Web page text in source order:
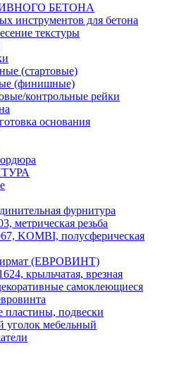
БЕТОНА
инструментов для бетона
текстуры
(стартовые)
(финишные)
контрольные рейки
основания
фурнитура
метрическая резьба
KOMBI, полусферическая
(ЕВРОВИНТ)
крыльчатая, врезная
самоклеющиеся
подвески
уголок мебельный